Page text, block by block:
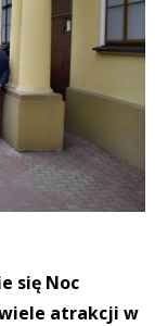
się Noc
atrakcji w